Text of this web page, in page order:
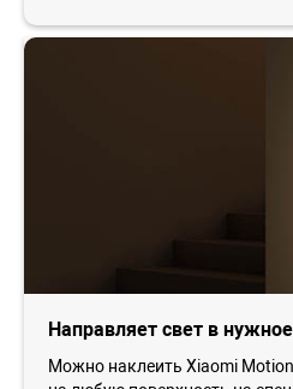
Направляет свет в
Можно наклеить Xiaomi